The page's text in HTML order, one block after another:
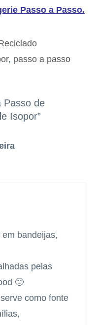
Passo a Passo.
, passo a passo
Passo de
Isopor”
bandeijas,
pelas
🙁
como fonte